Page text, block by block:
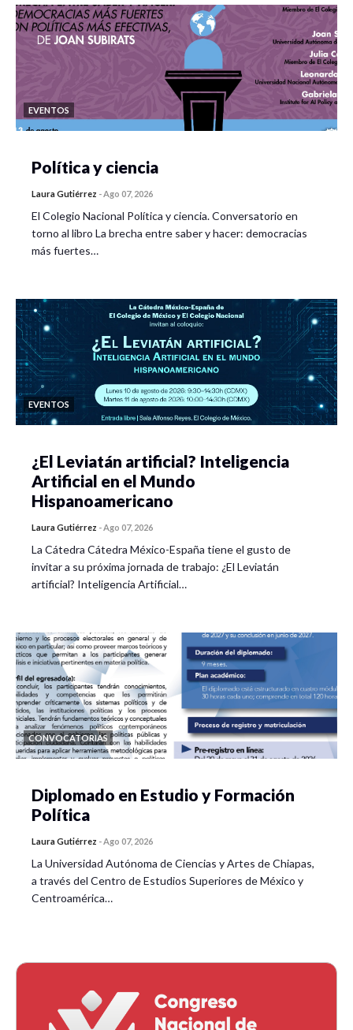
EVENTOS
Política y ciencia
Laura Gutiérrez -Ago 07, 2026
El Colegio Nacional Política y ciencia. Conversatorio en
torno al libro La brecha entre saber y hacer: democracias
más fuertes…
EVENTOS
¿El Leviatán artificial? Inteligencia
Artificial en el Mundo
Hispanoamericano
Laura Gutiérrez -Ago 07, 2026
La Cátedra Cátedra México-España tiene el gusto de
invitar a su próxima jornada de trabajo: ¿El Leviatán
artificial? Inteligencia Artificial…
CONVOCATORIAS
Diplomado en Estudio y Formación
Política
Laura Gutiérrez -Ago 07, 2026
La Universidad Autónoma de Ciencias y Artes de Chiapas,
a través del Centro de Estudios Superiores de México y
Centroamérica…